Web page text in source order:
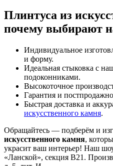
Плинтуса из
почему выбирают
Индивидуальное
и форму.
Идеальная стыковка с
подоконниками.
Высокоточное
Гарантия и
Быстрая доставка и
искусственного камня.
Обращайтесь — подберём и
искусственного камня,
украсит ваш интерьер! Наш
«Ланской», секция В21.